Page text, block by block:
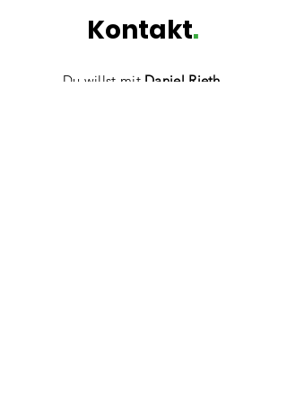
Kontakt.
Du willst mit Daniel Rieth,